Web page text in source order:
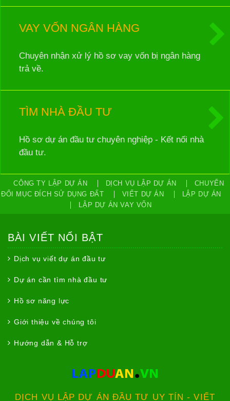
VAY VỐN NGÂN HÀNG
Chuyên nhận xử lý hồ sơ vay vốn bị ngân hàng
trả về.
TÌM NHÀ ĐẦU TƯ
Hồ sơ dự án đầu tư chuyên nghiệp - Kết nối nhà
đầu tư.
CÔNG TY LẬP DỰ ÁN DỊCH VỤ LẬP DỰ ÁN
CHUYỂN
ĐỔI MỤC ĐÍCH SỬ DỤNG ĐẤT
VIẾT DỰ ÁN
LẬP DỰ ÁN
LẬP DỰ ÁN VAY VỐN
BÀI VIẾT NỔI BẬT
Dịch vụ viết dự án đầu tư
Dự án cần tìm nhà đầu tư
Hồ sơ năng lực
Giới thiệu về chúng tôi
Hướng dẫn & Hỗ trợ
DỊCH VỤ LẬP DỰ ÁN ĐẦU TƯ UY TÍN - VIẾT